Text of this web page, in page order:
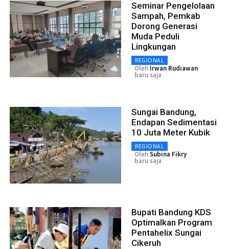
Seminar Pengelolaan
Sampah, Pemkab
Dorong Generasi
Muda Peduli
Lingkungan
REGIONAL
Oleh Irwan Rudiawan
baru saja
Sungai Bandung,
Endapan Sedimentasi
10 Juta Meter Kubik
REGIONAL
OlehSubina Fikry
baru saja
Bupati Bandung KDS
Optimalkan Program
Pentahelix Sungai
Cikeruh